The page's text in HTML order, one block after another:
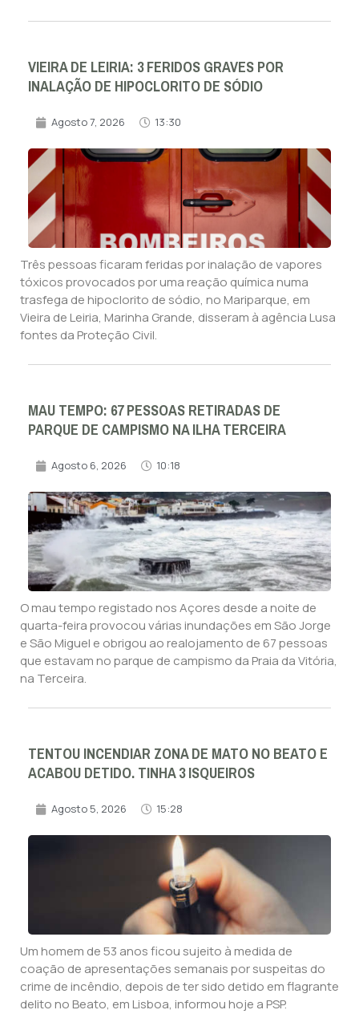
VIEIRA DE LEIRIA: 3 FERIDOS GRAVES POR
INALAÇÃO DE HIPOCLORITO DE SÓDIO
Agosto 7, 2026 13:30
Três pessoas ficaram feridas por inalação de vapores
tóxicos provocados por uma reação química numa
trasfega de hipoclorito de sódio, no Mariparque, em
Vieira de Leiria, Marinha Grande, disseram à agência Lusa
fontes da Proteção Civil.
MAU TEMPO: 67 PESSOAS RETIRADAS DE
PARQUE DE CAMPISMO NA ILHA TERCEIRA
Agosto 6, 2026 10:18
O mau tempo registado nos Açores desde a noite de
quarta-feira provocou várias inundações em São Jorge
e São Miguel e obrigou ao realojamento de 67 pessoas
que estavam no parque de campismo da Praia da Vitória,
na Terceira.
TENTOU INCENDIAR ZONA DE MATO NO BEATO E
ACABOU DETIDO. TINHA 3 ISQUEIROS
Agosto 5, 2026 15:28
Um homem de 53 anos ficou sujeito à medida de
coação de apresentações semanais por suspeitas do
crime de incêndio, depois de ter sido detido em flagrante
delito no Beato, em Lisboa, informou hoje a PSP.